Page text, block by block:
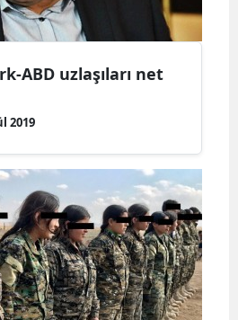
ABD uzlaşıları net
2019